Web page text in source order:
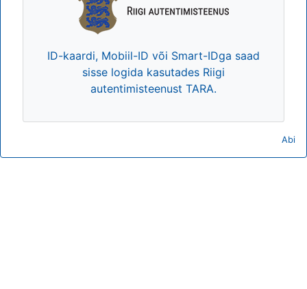
ID-kaardi, Mobiil-ID või Smart-IDga saad
sisse logida kasutades Riigi
autentimisteenust TARA.
Abi